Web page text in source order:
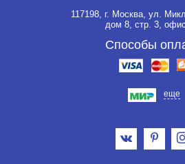
117198, г. Москва, ул.
дом 8, стр. 3,
Способы
еще